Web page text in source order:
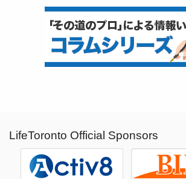
LifeToronto Official Sponsors